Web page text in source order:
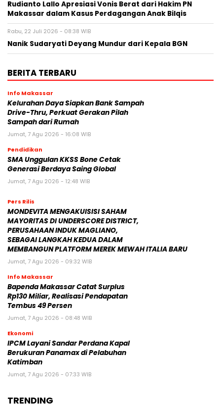
Rudianto Lallo Apresiasi Vonis Berat dari Hakim PN
Makassar dalam Kasus Perdagangan Anak Bilqis
Rabu, 22 Juli 2026 - 08:38 WIB
Nanik Sudaryati Deyang Mundur dari Kepala BGN
BERITA TERBARU
Info Makassar
Kelurahan Daya Siapkan Bank Sampah
Drive-Thru, Perkuat Gerakan Pilah
Sampah dari Rumah
Jumat, 7 Agu 2026 - 16:08 WIB
Pendidikan
SMA Unggulan KKSS Bone Cetak
Generasi Berdaya Saing Global
Jumat, 7 Agu 2026 - 12:48 WIB
Pers Rilis
MONDEVITA MENGAKUISISI SAHAM
MAYORITAS DI UNDERSCORE DISTRICT,
PERUSAHAAN INDUK MAGLIANO,
SEBAGAI LANGKAH KEDUA DALAM
MEMBANGUN PLATFORM MEREK MEWAH ITALIA BARU
Jumat, 7 Agu 2026 - 09:32 WIB
Info Makassar
Bapenda Makassar Catat Surplus
Rp130 Miliar, Realisasi Pendapatan
Tembus 49 Persen
Jumat, 7 Agu 2026 - 08:48 WIB
Ekonomi
IPCM Layani Sandar Perdana Kapal
Berukuran Panamax di Pelabuhan
Katimban
Jumat, 7 Agu 2026 - 07:33 WIB
TRENDING